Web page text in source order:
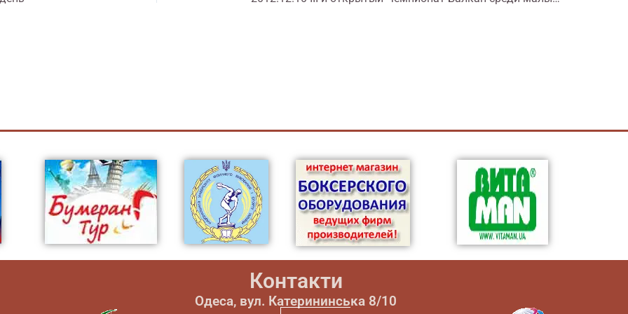
Контакти
Одеса, вул. Катерининська 8/10